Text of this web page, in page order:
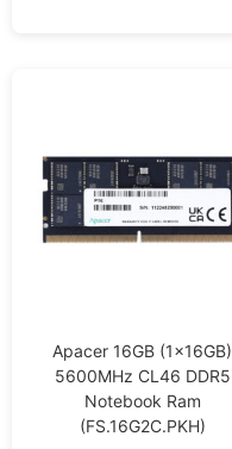
Apacer 16GB (1x16GB)
5600MHz CL46 DDR5
Notebook Ram
(FS.16G2C.PKH)